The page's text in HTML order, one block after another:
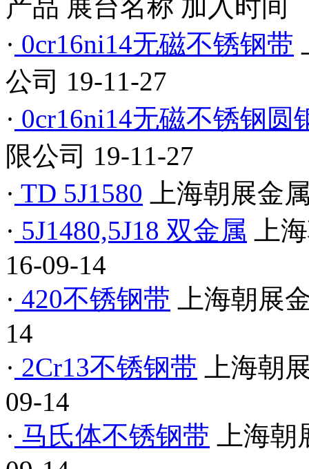
产品 展台名称 加入时间
· 0cr16ni14无磁不锈钢带
公司 19-11-27
· 0cr16ni14无磁不锈钢圆
限公司 19-11-27
· TD 5J1580
上海朝展金
· 5J1480,5J18 双金属
上
16-09-14
· 420不锈钢带
上海朝展
14
· 2Cr13不锈钢带
上海朝
09-14
· 马氏体不锈钢带
上海